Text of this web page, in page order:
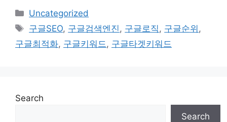
Categories
Uncategorized
Tags
구글SEO, 구글검색엔진 , 구글로직 , 구글순위 ,
구글최적화, 구글키워드 , 구글타겟키워드
Search
Search